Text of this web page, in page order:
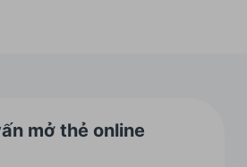
mở thẻ online